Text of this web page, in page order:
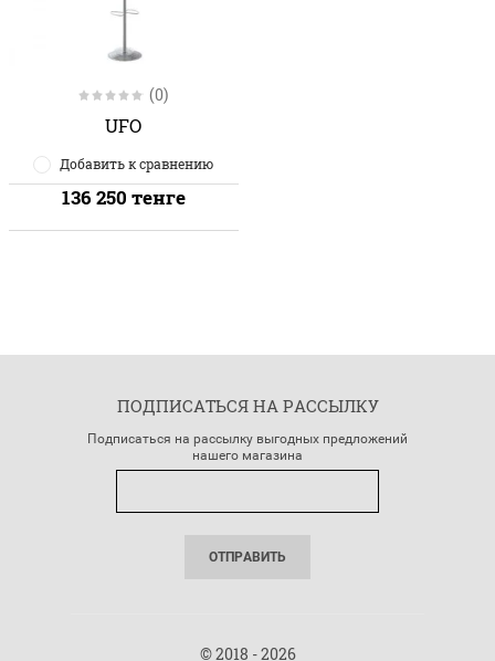
(0)
UFO
Добавить к сравнению
136 250 тенге
ПОДПИСАТЬСЯ НА РАССЫЛКУ
Подписаться на рассылку выгодных предложений
нашего магазина
ОТПРАВИТЬ
© 2018 - 2026